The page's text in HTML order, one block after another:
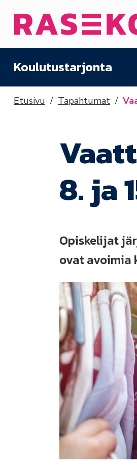
Etusivu
Koulutustarjonta
Etusivu Tapahtumat
8. ja
Opiskelijat
ovat avoimia